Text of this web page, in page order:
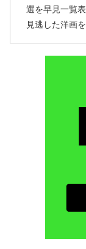
選を早見一覧
見逃した洋画